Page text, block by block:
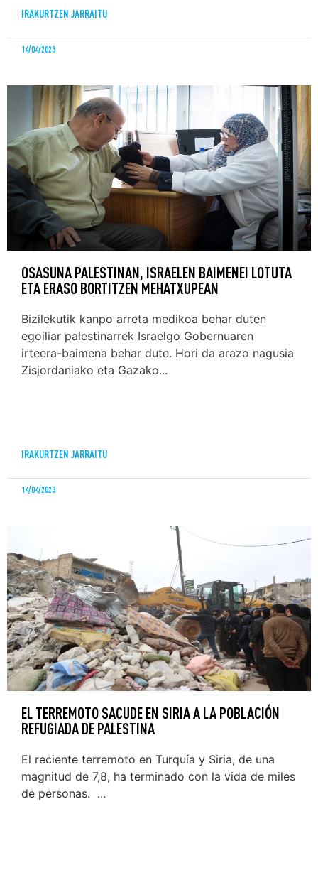
IRAKURTZEN JARRAITU
14/04/2023
OSASUNA PALESTINAN, ISRAELEN BAIMENEI LOTUTA
ETA ERASO BORTITZEN MEHATXUPEAN
Bizilekutik kanpo arreta medikoa behar duten
egoiliar palestinarrek Israelgo Gobernuaren
irteera-baimena behar dute. Hori da arazo nagusia
Zisjordaniako eta Gazako...
IRAKURTZEN JARRAITU
14/04/2023
EL TERREMOTO SACUDE EN SIRIA A LA POBLACIÓN
REFUGIADA DE PALESTINA
El reciente terremoto en Turquía y Siria, de una
magnitud de 7,8, ha terminado con la vida de miles
de personas. ...